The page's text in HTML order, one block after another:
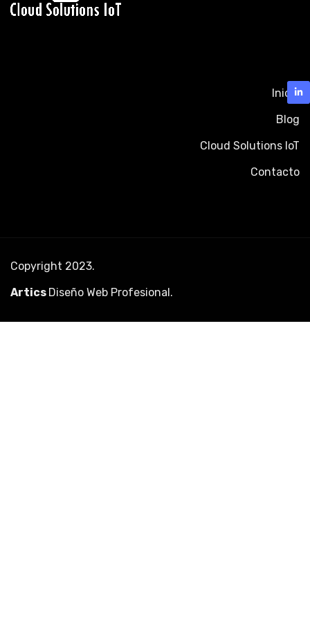
Inicio
Blog
Cloud Solutions IoT
Contacto
Copyright 2023.
Artics Diseño Web Profesional .